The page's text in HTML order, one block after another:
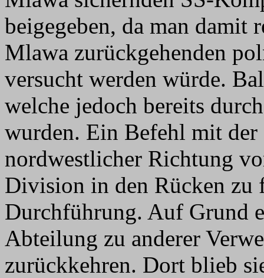
beigegeben, da man damit
Mlawa zurückgehenden
versucht werden würde.
welche jedoch bereits
wurden. Ein Befehl mit
nordwestlicher Richtung
Division in den Rücken zu
Durchführung. Auf Grund
Abteilung zu anderer
zurückkehren. Dort blieb